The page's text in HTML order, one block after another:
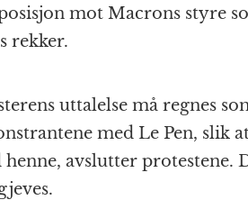
mot Macrons styre
rekker.
uttalelse må regnes
med Le Pen, slik
henne, avslutter protestene.